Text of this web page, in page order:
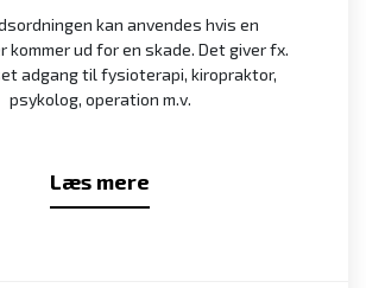
kan anvendes hvis en
kommer ud for en skade. Det giver fx.
adgang til fysioterapi, kiropraktor,
psykolog, operation m.v.
Læs mere